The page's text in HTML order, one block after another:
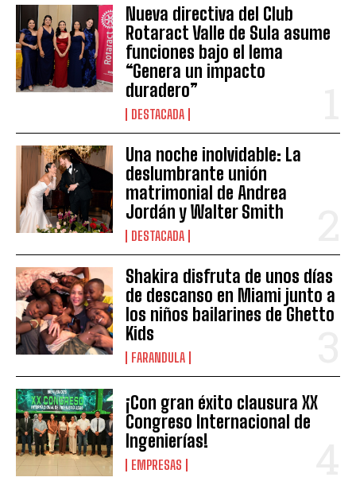
Nueva directiva del Club
Rotaract Valle de Sula asume
funciones bajo el lema
“Genera un impacto
duradero”
DESTACADA
Una noche inolvidable: La
deslumbrante unión
matrimonial de Andrea
Jordán y Walter Smith
DESTACADA
Shakira disfruta de unos días
de descanso en Miami junto a
los niños bailarines de Ghetto
Kids
FARANDULA
¡Con gran éxito clausura XX
Congreso Internacional de
Ingenierías!
EMPRESAS